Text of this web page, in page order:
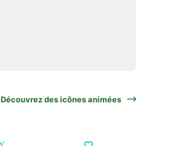
Découvrez des icônes animées